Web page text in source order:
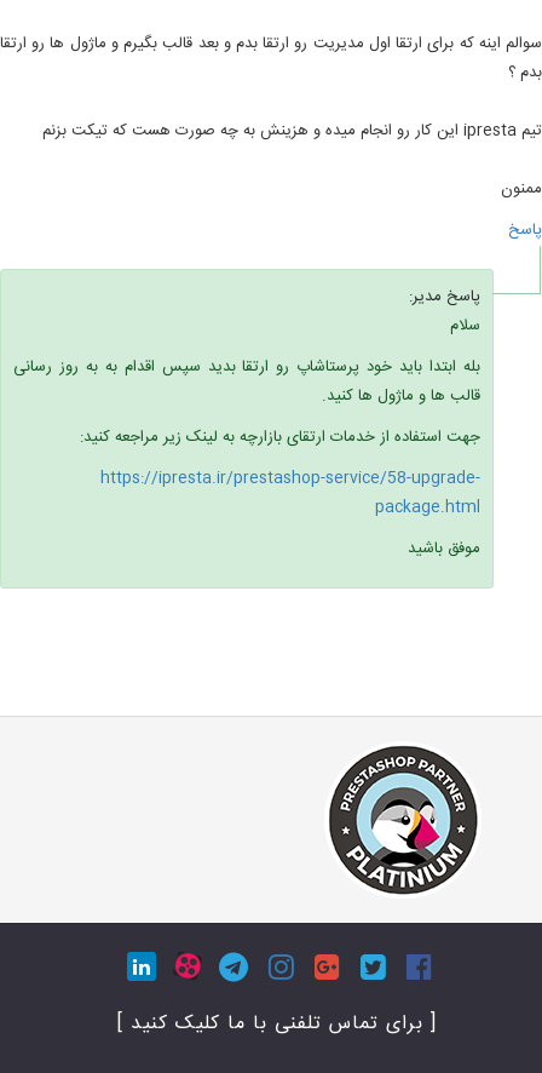
سوالم اینه که برای ارتقا اول مدیریت رو ارتقا بدم و بعد قالب بگیرم و ماژول ها رو ارتقا
بدم ؟
تیم ipresta این کار رو انجام میده و هزینش به چه صورت هست که تیکت بزنم
ممنون
پاسخ
پاسخ مدیر:
سلام
بله ابتدا باید خود پرستاشاپ رو ارتقا بدید سپس اقدام به به روز رسانی
قالب ها و ماژول ها کنید.
جهت استفاده از خدمات ارتقای بازارچه به لینک زیر مراجعه کنید:
https://ipresta.ir/prestashop-service/58-upgrade-
package.html
موفق باشید
[ برای تماس تلفنی با ما کلیک کنید ]